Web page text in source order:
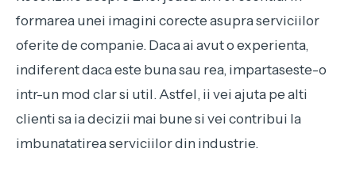
formarea unei imagini corecte asupra serviciilor
oferite de companie. Daca ai avut o experienta,
indiferent daca este buna sau rea, impartaseste-o
intr-un mod clar si util. Astfel, ii vei ajuta pe alti
clienti sa ia decizii mai bune si vei contribui la
imbunatatirea serviciilor din industrie.